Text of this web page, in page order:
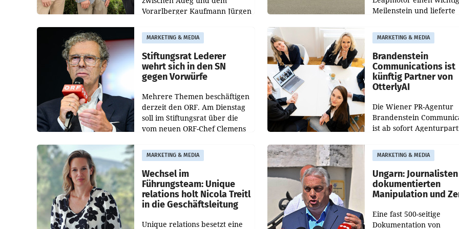
Vorarlberger Kaufmann Jürgen
freigegeben: Die
Bundeswettbewerbsbehörde
und der Bundeskartellanwalt
Meilenstein und lieferte
aus, womit sich das
gegenüber Juli 2025
verdoppelte (+102
MARKETING & MEDIA
Stiftungsrat Lederer
wehrt sich in den SN
gegen Vorwürfe
Mehrere Themen beschäftigen
derzeit den ORF. Am Dienstag
soll im Stiftungsrat über die
vom neuen ORF-Chef Clemens
Besetzungen für die
Direktionen abgestimmt
werden.
MARKETING & MEDIA
Brandenstein
Communications ist
künftig Partner von
OtterlyAI
Die Wiener PR-Agentur
Brandenstein
ist ab sofort
Optimierungsplattform
OtterlyAI. Damit baut die
Agentur ihr
MARKETING & MEDIA
Wechsel im
Führungsteam: Unique
relations holt Nicola Treitl
in die Geschäftsleitung
Unique relations besetzt eine
MARKETING & MEDIA
Ungarn: Journalisten
dokumentierten
Manipulation und
Eine fast 500-seitige
Dokumentation von